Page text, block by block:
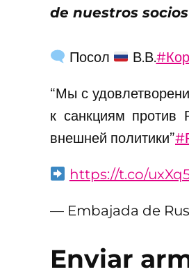
de nuestros
Посол В.В.
“Мы с
к санкциям против
внешней политики”
https://t.co/
— Embajada de
Enviar